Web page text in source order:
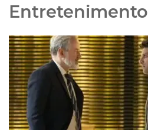
Entretenimento